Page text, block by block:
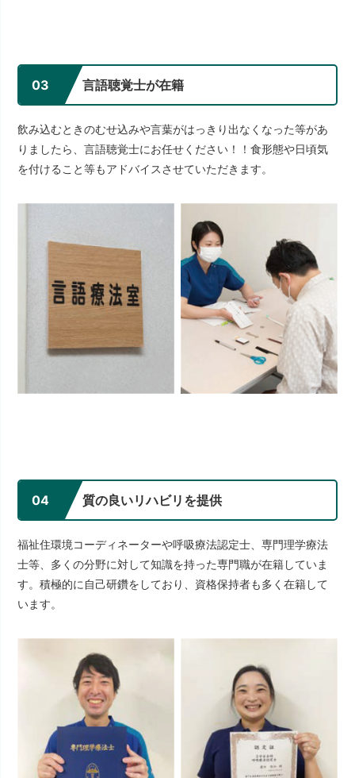
03 言語聴覚士が在籍
飲み込むときのむせ込みや言葉がはっきり出なくなった等があ
りましたら、言語聴覚士にお任せください！！食形態や日頃気
を付けること等もアドバイスさせていただきます。
04 質の良いリハビリを提供
福祉住環境コーディネーターや呼吸療法認定士、専門理学療法
士等、多くの分野に対して知識を持った専門職が在籍していま
す。積極的に自己研鑽をしており、資格保持者も多く在籍して
います。